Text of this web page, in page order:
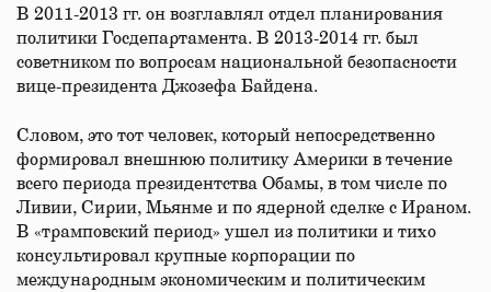
В 2011-2013 гг. он возглавлял отдел планирования
политики Госдепартамента. В 2013-2014 гг. был
советником по вопросам национальной безопасности
вице-президента Джозефа Байдена.
Словом, это тот человек, который непосредственно
формировал внешнюю политику Америки в течение
всего периода президентства Обамы, в том числе по
Ливии, Сирии, Мьянме и по ядерной сделке с Ираном.
В «трамповский период» ушел из политики и тихо
консультировал крупные корпорации по
международным экономическим и политическим